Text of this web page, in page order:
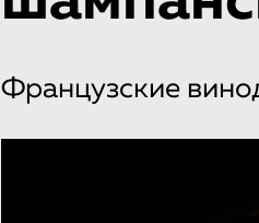
Французские